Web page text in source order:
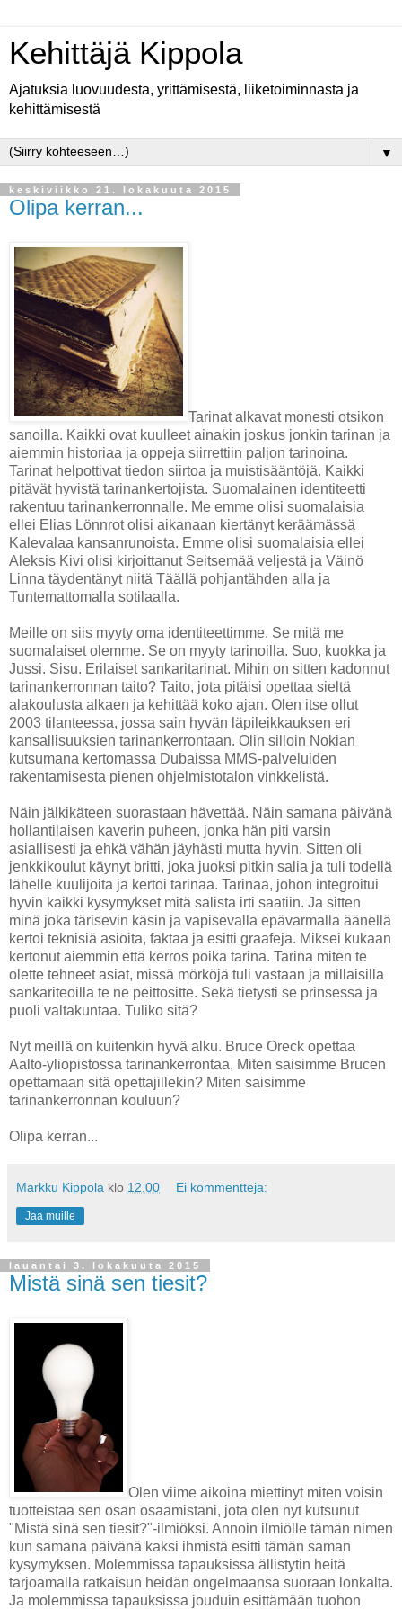
Kehittäjä Kippola
Ajatuksia luovuudesta, yrittämisestä, liiketoiminnasta ja
kehittämisestä
▼
keskiviikko 21. lokakuuta 2015
Olipa kerran...
Tarinat alkavat monesti otsikon
sanoilla. Kaikki ovat kuulleet ainakin joskus jonkin tarinan ja
aiemmin historiaa ja oppeja siirrettiin paljon tarinoina.
Tarinat helpottivat tiedon siirtoa ja muistisääntöjä. Kaikki
pitävät hyvistä tarinankertojista. Suomalainen identiteetti
rakentuu tarinankerronnalle. Me emme olisi suomalaisia
ellei Elias Lönnrot olisi aikanaan kiertänyt keräämässä
Kalevalaa kansanrunoista. Emme olisi suomalaisia ellei
Aleksis Kivi olisi kirjoittanut Seitsemää veljestä ja Väinö
Linna täydentänyt niitä Täällä pohjantähden alla ja
Tuntemattomalla sotilaalla.
Meille on siis myyty oma identiteettimme. Se mitä me
suomalaiset olemme. Se on myyty tarinoilla. Suo, kuokka ja
Jussi. Sisu. Erilaiset sankaritarinat. Mihin on sitten kadonnut
tarinankerronnan taito? Taito, jota pitäisi opettaa sieltä
alakoulusta alkaen ja kehittää koko ajan. Olen itse ollut
2003 tilanteessa, jossa sain hyvän läpileikkauksen eri
kansallisuuksien tarinankerrontaan. Olin silloin Nokian
kutsumana kertomassa Dubaissa MMS-palveluiden
rakentamisesta pienen ohjelmistotalon vinkkelistä.
Näin jälkikäteen suorastaan hävettää. Näin samana päivänä
hollantilaisen kaverin puheen, jonka hän piti varsin
asiallisesti ja ehkä vähän jäyhästi mutta hyvin. Sitten oli
jenkkikoulut käynyt britti, joka juoksi pitkin salia ja tuli todellä
lähelle kuulijoita ja kertoi tarinaa. Tarinaa, johon integroitui
hyvin kaikki kysymykset mitä salista irti saatiin. Ja sitten
minä joka tärisevin käsin ja vapisevalla epävarmalla äänellä
kertoi teknisiä asioita, faktaa ja esitti graafeja. Miksei kukaan
kertonut aiemmin että kerros poika tarina. Tarina miten te
olette tehneet asiat, missä mörköjä tuli vastaan ja millaisilla
sankariteoilla te ne peittositte. Sekä tietysti se prinsessa ja
puoli valtakuntaa. Tuliko sitä?
Nyt meillä on kuitenkin hyvä alku. Bruce Oreck opettaa
Aalto-yliopistossa tarinankerrontaa, Miten saisimme Brucen
opettamaan sitä opettajillekin? Miten saisimme
tarinankerronnan kouluun?
Olipa kerran...
Markku Kippola klo 12.00 Ei kommentteja:
Jaa muille
lauantai 3. lokakuuta 2015
Mistä sinä sen tiesit?
Olen viime aikoina miettinyt miten voisin
tuotteistaa sen osan osaamistani, jota olen nyt kutsunut
"Mistä sinä sen tiesit?"-ilmiöksi. Annoin ilmiölle tämän nimen
kun samana päivänä kaksi ihmistä esitti tämän saman
kysymyksen. Molemmissa tapauksissa ällistytin heitä
tarjoamalla ratkaisun heidän ongelmaansa suoraan lonkalta.
Ja molemmissa tapauksissa jouduin esittämään tuohon